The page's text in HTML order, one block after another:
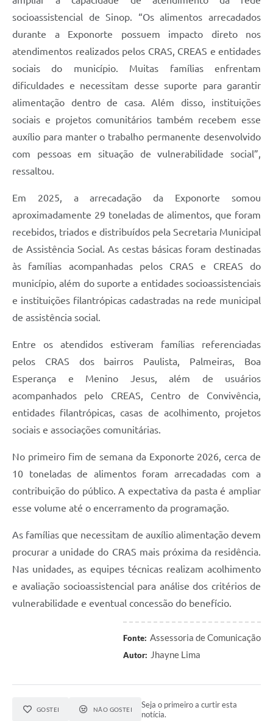
socioassistencial de Sinop. “Os alimentos arrecadados
durante a Exponorte possuem impacto direto nos
atendimentos realizados pelos CRAS, CREAS e entidades
sociais do município. Muitas famílias enfrentam
dificuldades e necessitam desse suporte para garantir
alimentação dentro de casa. Além disso, instituições
sociais e projetos comunitários também recebem esse
auxílio para manter o trabalho permanente desenvolvido
com pessoas em situação de vulnerabilidade social”,
ressaltou.
Em 2025, a arrecadação da Exponorte somou
aproximadamente 29 toneladas de alimentos, que foram
recebidos, triados e distribuídos pela Secretaria Municipal
de Assistência Social. As cestas básicas foram destinadas
às famílias acompanhadas pelos CRAS e CREAS do
município, além do suporte a entidades socioassistenciais
e instituições filantrópicas cadastradas na rede municipal
de assistência social.
Entre os atendidos estiveram famílias referenciadas
pelos CRAS dos bairros Paulista, Palmeiras, Boa
Esperança e Menino Jesus, além de usuários
acompanhados pelo CREAS, Centro de Convivência,
entidades filantrópicas, casas de acolhimento, projetos
sociais e associações comunitárias.
No primeiro fim de semana da Exponorte 2026, cerca de
10 toneladas de alimentos foram arrecadadas com a
contribuição do público. A expectativa da pasta é ampliar
esse volume até o encerramento da programação.
As famílias que necessitam de auxílio alimentação devem
procurar a unidade do CRAS mais próxima da residência.
Nas unidades, as equipes técnicas realizam acolhimento
e avaliação socioassistencial para análise dos critérios de
vulnerabilidade e eventual concessão do benefício.
Fonte: Assessoria de Comunicação
Autor: Jhayne Lima
GOSTEI NÃO GOSTEI
Seja o primeiro a curtir esta
notícia.